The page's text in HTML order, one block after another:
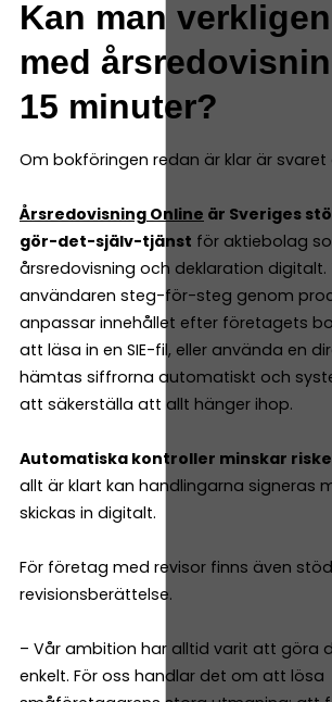
Kan man
med
15 minuter?
Om bokföringen redan är klar är
Årsredovisning Online är Sveriges
gör-det-själv-tjänst för aktiebolag
årsredovisning och deklaration
användaren steg-för-steg genom
anpassar innehållet efter företagets
att läsa in en SIE-fil, eller använda en
hämtas siffrorna automatiskt och
att säkerställa att allt hänger ihop.
Automatiska kontroller minskar
allt är klart kan handlingarna signeras
skickas in digitalt.
För företag med revisor finns även
revisionsberättelse.
– Vår ambition har alltid varit att göra
enkelt. För oss handlar det om att lösa